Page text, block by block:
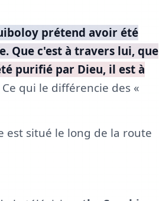
prétend avoir été
Que c'est à travers lui, que
purifié par Dieu, il est à
qui le différencie des «
est situé le long de la route